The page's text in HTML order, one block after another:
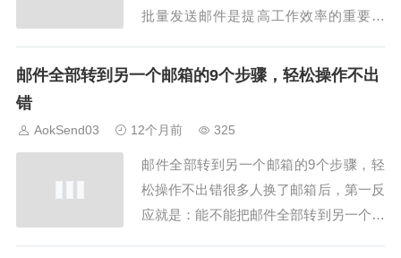
批量发送邮件是提高工作效率的重要手
让企业轻松实现高效邮件投递。2. 收件人
V、Excel文件，方便批量...
邮件全部转到另一个邮箱的9个步骤，轻松操作不出
错
AokSend03 12个月前 325
邮件全部转到另一个邮箱的9个步骤，轻
松操作不出错很多人换了邮箱后，第一反
应就是：能不能把邮件全部转到另一个邮